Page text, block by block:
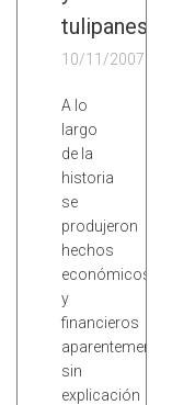
tulipanes
10/11/2007
A lo
largo
de la
historia
se
produjeron
hechos
económicos
y
financieros
aparentemente
sin
explicación